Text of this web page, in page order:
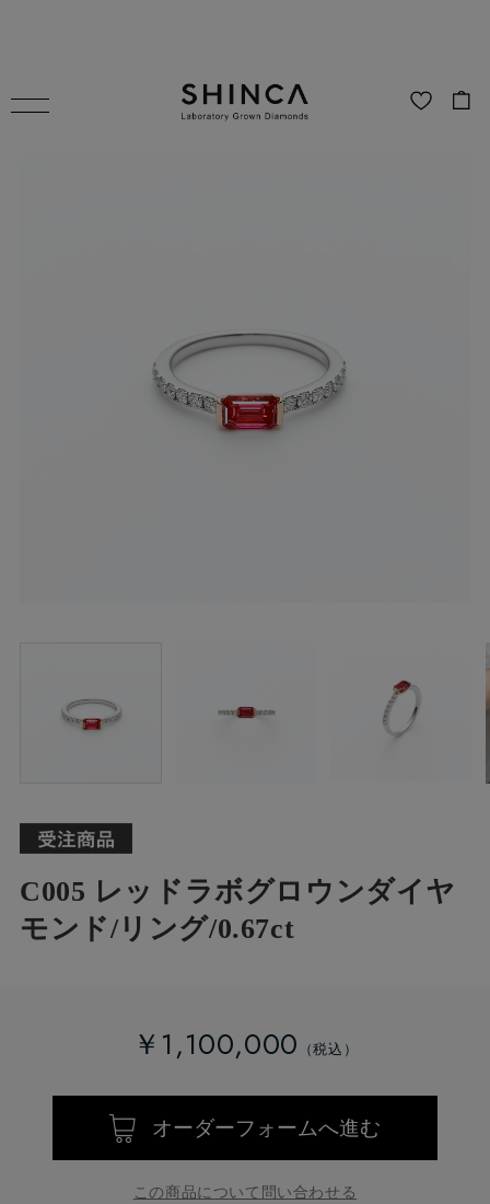
C005 レッドラボグロウンダイヤ
モンド/リング/0.67ct
￥1,100,000
オーダーフォームへ進む
この商品について問い合わせる